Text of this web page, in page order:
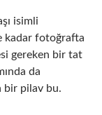
isimli
kadar fotoğrafta
gereken bir tat
da
bir pilav bu.